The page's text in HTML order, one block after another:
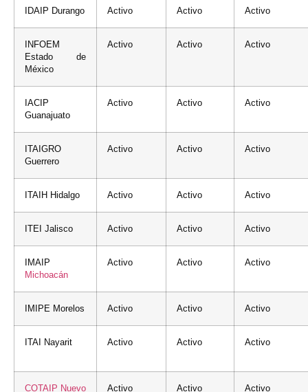
IDAIP Durango Activo Activo Activo
INFOEM
Estado de
México
Activo Activo Activo
IACIP
Guanajuato
Activo Activo Activo
ITAIGRO
Guerrero
Activo Activo Activo
ITAIH Hidalgo Activo Activo Activo
ITEI Jalisco Activo Activo Activo
IMAIP
Michoacán
Activo Activo Activo
IMIPE Morelos Activo Activo Activo
ITAI Nayarit Activo Activo Activo
COTAIP Nuevo
Activo Activo Activo